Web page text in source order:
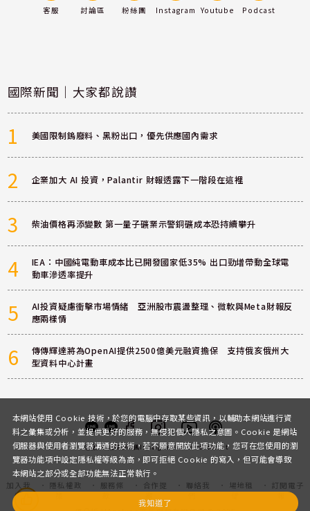
客服 討論區 粉絲團 Instagram Youtube Podcast
國際新聞｜大家都說讚
1 美國限制鎢廢料、黑粉出口，優先供應國內需求
2 企業加大 AI 投資，Palantir 財報透露下一階段在這裡
3 柴油價格再添變數 第一量子礦業示警銅礦成本恐持續攀升
4
IEA：中國純電動車成本比已開發國家低35% 出口勁增帶動全球電
動車滲透率提升
5
AI投資疑慮衝擊市場情緒 亞洲股市震盪整理、微軟與Meta財報反
應兩樣情
6
傳傳輝達將為OpenAI提供2500億美元融資擔保 支持俄亥俄州大
型資料中心計畫
客服 討論區粉絲團InstagramYoutubePodcast
加入我
們
隱私權政
服務條
合作提
聯絡我
場地租
訂閱電子
本網站使用 Cookie 技術，於您的電腦中存取某些資訊，以輔助本網站進行資
料之彙集或分析，並提供更好的服務，無侵犯個人隱私之意圖。Cookie 是網站
伺服器與使用者瀏覽器溝通的技術，若不願意開放此項功能，您可在您使用的瀏
覽器功能項中設定隱私權等級為高，即可拒絕 Cookie 的寫入，但可能會導致
本網站之部分或全部功能無法正常執行。
我知道了